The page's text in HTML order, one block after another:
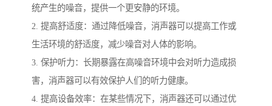
统产生的噪音，提供一个更安静的环境。
2. 提高舒适度：通过降低噪音，消声器可以提高工作或
生活环境的舒适度，减少噪音对人体的影响。
3. 保护听力：长期暴露在高噪音环境中会对听力造成损
害，消声器可以有效保护人们的听力健康。
4. 提高设备效率：在某些情况下，消声器还可以通过优